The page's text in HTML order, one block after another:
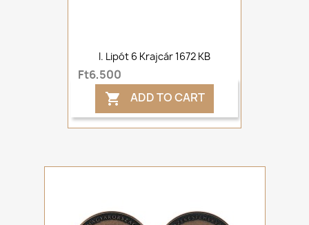
I. Lipót 6 Krajcár 1672 KB
Ft6,500
 ADD TO CART